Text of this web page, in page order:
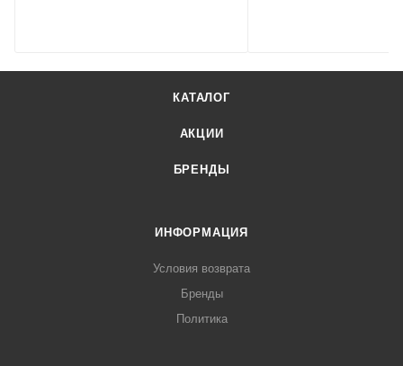
КАТАЛОГ
АКЦИИ
БРЕНДЫ
ИНФОРМАЦИЯ
Условия возврата
Бренды
Политика